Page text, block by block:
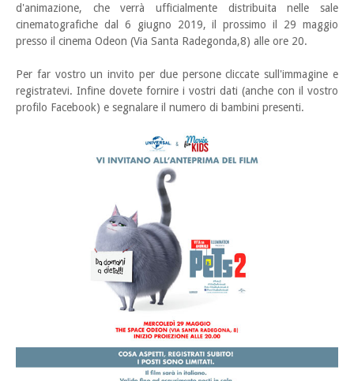
d'animazione, che verrà ufficialmente distribuita nelle sale
cinematografiche dal 6 giugno 2019, il prossimo il 29 maggio
presso il cinema Odeon (Via Santa Radegonda,8) alle ore 20.
Per far vostro un invito per due persone cliccate sull'immagine e
registratevi. Infine dovete fornire i vostri dati (anche con il vostro
profilo Facebook) e segnalare il numero di bambini presenti.